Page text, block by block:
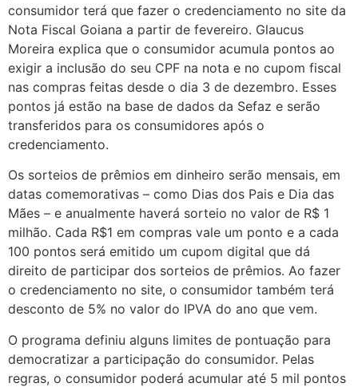
consumidor terá que fazer o credenciamento no site da
Nota Fiscal Goiana a partir de fevereiro. Glaucus
Moreira explica que o consumidor acumula pontos ao
exigir a inclusão do seu CPF na nota e no cupom fiscal
nas compras feitas desde o dia 3 de dezembro. Esses
pontos já estão na base de dados da Sefaz e serão
transferidos para os consumidores após o
credenciamento.
Os sorteios de prêmios em dinheiro serão mensais, em
datas comemorativas – como Dias dos Pais e Dia das
Mães – e anualmente haverá sorteio no valor de R$ 1
milhão. Cada R$1 em compras vale um ponto e a cada
100 pontos será emitido um cupom digital que dá
direito de participar dos sorteios de prêmios. Ao fazer
o credenciamento no site, o consumidor também terá
desconto de 5% no valor do IPVA do ano que vem.
O programa definiu alguns limites de pontuação para
democratizar a participação do consumidor. Pelas
regras, o consumidor poderá acumular até 5 mil pontos